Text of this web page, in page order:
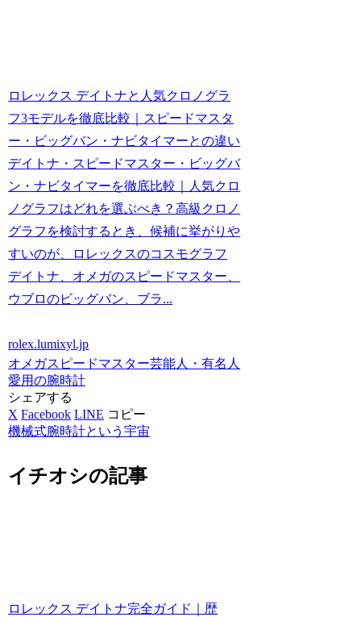
ロレックス デイトナと人気クロノグラ
フ3モデルを徹底比較｜スピードマスタ
ー・ビッグバン・ナビタイマーとの違い
デイトナ・スピードマスター・ビッグバ
ン・ナビタイマーを徹底比較｜人気クロ
ノグラフはどれを選ぶべき？高級クロノ
グラフを検討するとき、候補に挙がりや
すいのが、ロレックスのコスモグラフ
デイトナ、オメガのスピードマスター、
ウブロのビッグバン、ブラ...
rolex.lumixyl.jp
オメガスピードマスター芸能人・有名人
愛用の腕時計
シェアする
X Facebook LINE コピー
機械式腕時計という宇宙
イチオシの記事
ロレックス デイトナ完全ガイド｜歴